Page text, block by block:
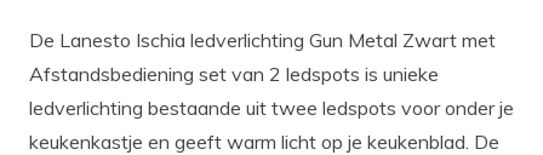
De Lanesto Ischia ledverlichting Gun Metal Zwart met
Afstandsbediening set van 2 ledspots is unieke
ledverlichting bestaande uit twee ledspots voor onder je
keukenkastje en geeft warm licht op je keukenblad. De